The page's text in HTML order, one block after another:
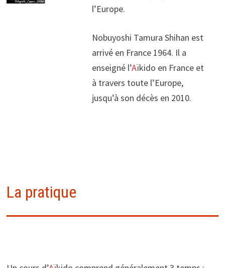
l’Europe.
Nobuyoshi Tamura Shihan est
arrivé en France 1964. Il a
enseigné l’Aïkido en France et
à travers toute l’Europe,
jusqu’à son décès en 2010.
La pratique